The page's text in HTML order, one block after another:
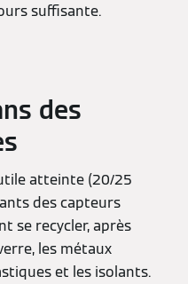
suffisante.
des
atteinte (20/25
des capteurs
se recycler, après
les métaux
et les isolants.